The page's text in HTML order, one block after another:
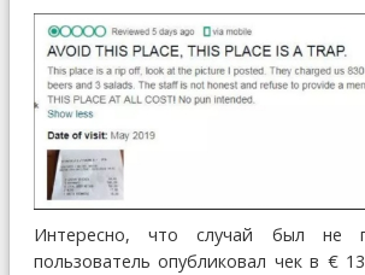
Интересно, что случай был не
пользователь опубликовал чек в €